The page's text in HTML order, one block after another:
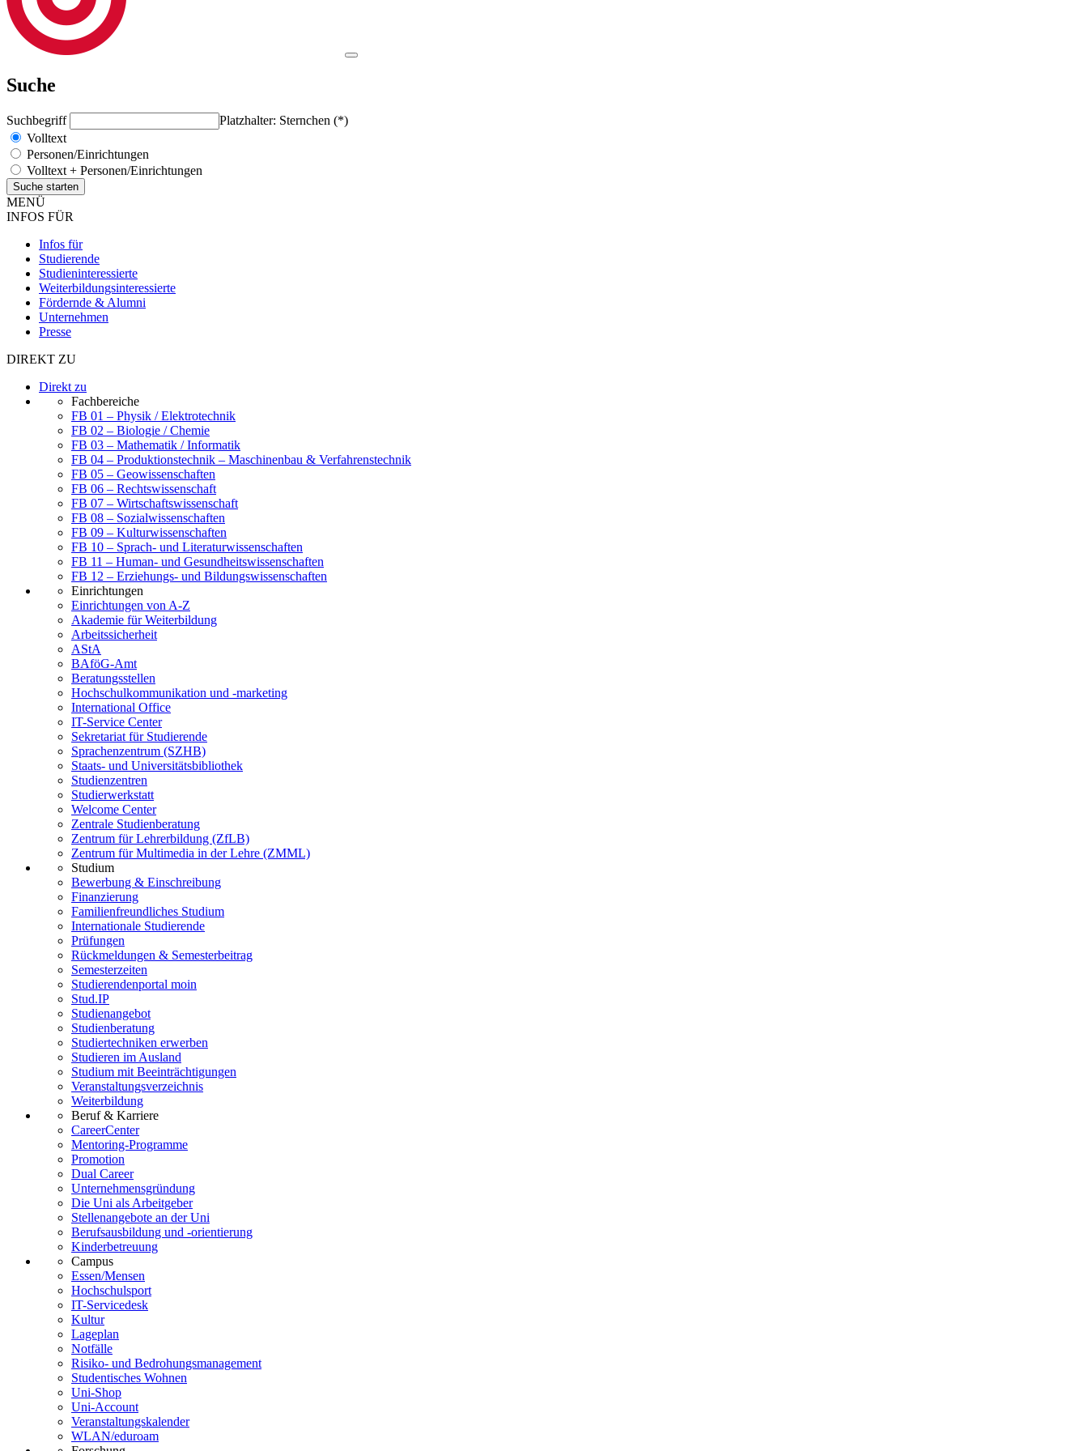
Suche
Suchbegriff
Platzhalter: Sternchen (*)
Volltext
Personen/Einrichtungen
Volltext + Personen/Einrichtungen
MENÜ
INFOS FÜR
Infos für
Studierende
Studieninteressierte
Weiterbildungsinteressierte
Fördernde & Alumni
Unternehmen
Presse
DIREKT ZU
Direkt zu
Fachbereiche
FB 01 – Physik / Elektrotechnik
FB 02 – Biologie / Chemie
FB 03 – Mathematik / Informatik
FB 04 – Produktionstechnik – Maschinenbau & Verfahrenstechnik
FB 05 – Geowissenschaften
FB 06 – Rechtswissenschaft
FB 07 – Wirtschaftswissenschaft
FB 08 – Sozialwissenschaften
FB 09 – Kulturwissenschaften
FB 10 – Sprach- und Literaturwissenschaften
FB 11 – Human- und Gesundheitswissenschaften
FB 12 – Erziehungs- und Bildungswissenschaften
Einrichtungen
Einrichtungen von A-Z
Akademie für Weiterbildung
Arbeitssicherheit
AStA
BAföG-Amt
Beratungsstellen
Hochschulkommunikation und -marketing
International Office
IT-Service Center
Sekretariat für Studierende
Sprachenzentrum (SZHB)
Staats- und Universitätsbibliothek
Studienzentren
Studierwerkstatt
Welcome Center
Zentrale Studienberatung
Zentrum für Lehrerbildung (ZfLB)
Zentrum für Multimedia in der Lehre (ZMML)
Studium
Bewerbung & Einschreibung
Finanzierung
Familienfreundliches Studium
Internationale Studierende
Prüfungen
Rückmeldungen & Semesterbeitrag
Semesterzeiten
Studierendenportal moin
Stud.IP
Studienangebot
Studienberatung
Studiertechniken erwerben
Studieren im Ausland
Studium mit Beeinträchtigungen
Veranstaltungsverzeichnis
Weiterbildung
Beruf & Karriere
CareerCenter
Mentoring-Programme
Promotion
Dual Career
Unternehmensgründung
Die Uni als Arbeitgeber
Stellenangebote an der Uni
Berufsausbildung und -orientierung
Kinderbetreuung
Campus
Essen/Mensen
Hochschulsport
IT-Servicedesk
Kultur
Lageplan
Notfälle
Risiko- und Bedrohungsmanagement
Studentisches Wohnen
Uni-Shop
Uni-Account
Veranstaltungskalender
WLAN/eduroam